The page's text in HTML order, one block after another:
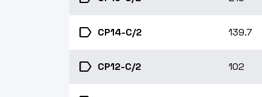
label CP14-C/2 139.7
label CP12-C/2 102